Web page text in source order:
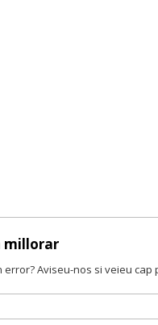
millorar
error? Aviseu-nos si veieu cap